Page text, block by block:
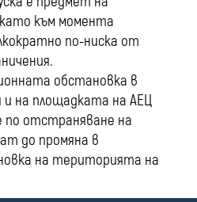
към момента
по-ниска от
обстановка в
на площадката на АЕЦ
по отстраняване на
до промяна в
на територията на